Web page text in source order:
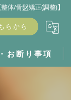
体/骨盤矯正(調整)】
らから
・お断り事項